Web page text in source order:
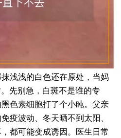
浅浅的白色还在原处，当妈
先别急，白斑不是谁的专
色素细胞打了个小盹。父亲
疫波动、冬天晒不到太阳、
都可能变成诱因。医生日常